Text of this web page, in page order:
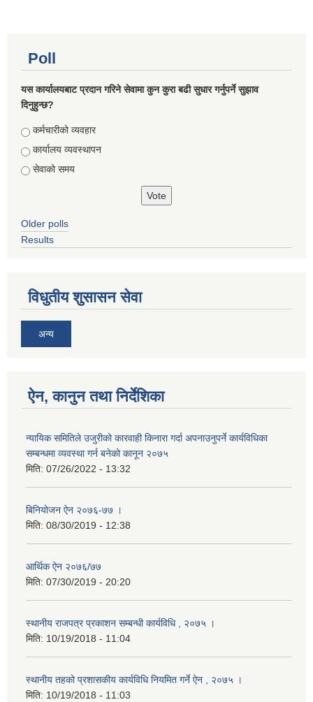
Poll
यस कार्यालयबाट प्रदान गरिने सेवामा कुन कुरा बढी सुधार गर्नुपर्ने सुझाव
दिनुहुन्छ?
Choices
कर्मचारीको व्यवहार
कार्यालय व्यवस्थापन
सेवाको समय
Older polls
Results
विधुतीय शुसासन सेवा
अन्य
ऐन, कानुन तथा निर्देशिका
न्यायिक समितिले उजुरीको कारवाही किनारा गर्दा अपनाउनुपर्ने कार्यविधिका
सम्बन्धमा व्यवस्था गर्न बनेको कानून २०७५
मिति: 07/26/2022 - 13:32
बिनियोजन ऐन २०७६-७७ ।
मिति: 08/30/2019 - 12:38
आर्थिक ऐन २०७६/७७
मिति: 07/30/2019 - 20:20
स्थानीय राजपत्र प्रकाशन सम्बन्धी कार्यविधि , २०७५ ।
मिति: 10/19/2018 - 11:04
स्थानीय तहको प्रशासकीय कार्यविधि नियमित गर्ने ऐन , २०७५ ।
मिति: 10/19/2018 - 11:03